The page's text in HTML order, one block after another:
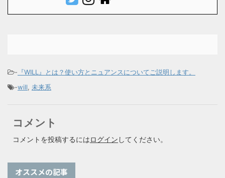
- 『WILL』とは？使い方とニュアンスについてご説明します。
-will, 未来系
コメント
コメントを投稿するにはログイン してください。
オススメの記事